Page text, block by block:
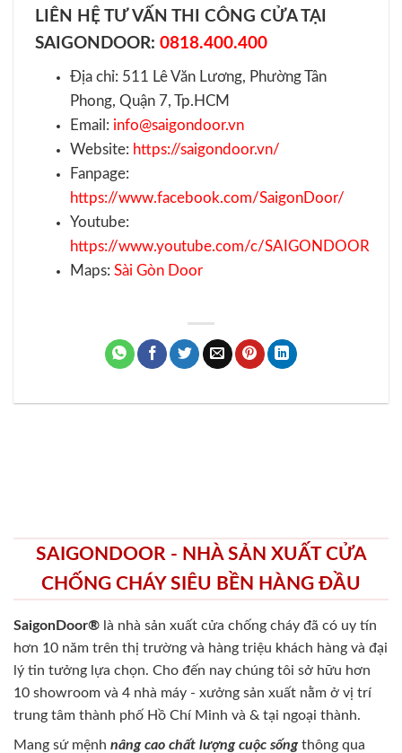
LIÊN HỆ TƯ VẤN THI CÔNG CỬA TẠI
SAIGONDOOR: 0818.400.400
Địa chỉ: 511 Lê Văn Lương, Phường Tân
Phong, Quận 7, Tp.HCM
Email: info@saigondoor.vn
Website: https://saigondoor.vn/
Fanpage:
https://www.facebook.com/SaigonDoor/
Youtube:
https://www.youtube.com/c/SAIGONDOOR
Maps: Sài Gòn Door
SAIGONDOOR - NHÀ SẢN XUẤT CỬA
CHỐNG CHÁY SIÊU BỀN HÀNG ĐẦU
SaigonDoor® là nhà sản xuất cửa chống cháy đã có uy tín
hơn 10 năm trên thị trường và hàng triệu khách hàng và đại
lý tin tưởng lựa chọn. Cho đến nay chúng tôi sở hữu hơn
10 showroom và 4 nhà máy - xưởng sản xuất nằm ở vị trí
trung tâm thành phố Hồ Chí Minh và & tại ngoại thành.
Mang sứ mệnh nâng cao chất lượng cuộc sốngthông qua